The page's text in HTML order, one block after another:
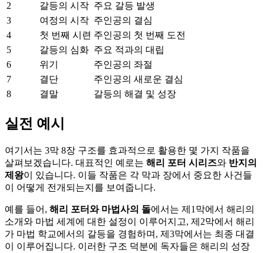
2
갈등의 시작 주요 갈등 발생
3
여정의 시작 주인공의 결심
4
첫 번째 시련 주인공의 첫 번째 도전
5
갈등의 심화 주요 적과의 대립
6
위기
주인공의 좌절
7
결단
주인공의 새로운 결심
8
결말 갈등의 해결 및 성장
실전 예시
여기서는 3막 8장 구조를 효과적으로 활용한 몇 가지 작품을
살펴보겠습니다. 대표적인 예로는 해리 포터 시리즈와 반지의
제왕이 있습니다. 이들 작품은 각 막과 장에서 중요한 사건들
이 어떻게 전개되는지를 보여줍니다.
예를 들어, 해리 포터와 마법사의 돌에서는 제1막에서 해리의
소개와 마법 세계에 대한 설정이 이루어지고, 제2막에서 해리
가 마법 학교에서의 갈등을 경험하며, 제3막에서는 최종 대결
이 이루어집니다. 이러한 구조 덕분에 독자들은 해리의 성장